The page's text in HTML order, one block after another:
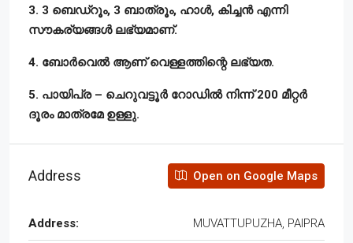
3. 3 ബെഡ്‌റൂം, 3 ബാത്രൂം, ഹാൾ, കിച്ചൻ എന്നി
സൗകര്യങ്ങൾ ലഭ്യമാണ്.
4. ബോർവെൽ ആണ് വെള്ളത്തിന്റെ ലഭ്യത.
5. പായിപ്ര – ചെറുവട്ടൂർ റോഡിൽ നിന്ന് 200 മീറ്റർ
ദൂരം മാത്രമേ ഉള്ളു.
Address Open on Google Maps
Address: MUVATTUPUZHA, PAIPRA